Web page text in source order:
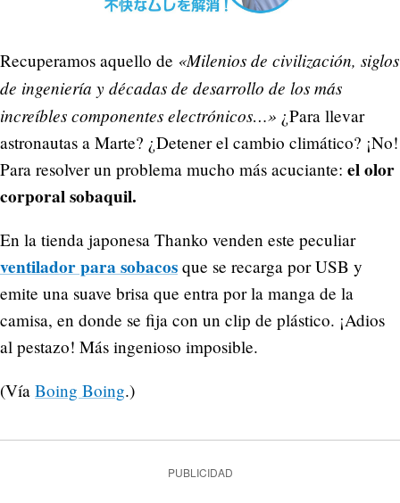
Recuperamos aquello de «Milenios de civilización, siglos
de ingeniería y décadas de desarrollo de los más
increíbles componentes electrónicos…» ¿Para llevar
astronautas a Marte? ¿Detener el cambio climático? ¡No!
Para resolver un problema mucho más acuciante: el olor
corporal sobaquil.
En la tienda japonesa Thanko venden este peculiar
ventilador para sobacos que se recarga por USB y
emite una suave brisa que entra por la manga de la
camisa, en donde se fija con un clip de plástico. ¡Adios
al pestazo! Más ingenioso imposible.
(Vía Boing Boing.)
PUBLICIDAD